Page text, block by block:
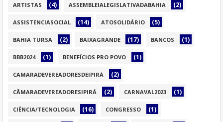
ARTISTAS (4) ASSEMBLEIALEGISLATIVADABAHIA (2)
ASSISTENCIASOCIAL (14) ATOSOLIDÁRIO (5)
BAHIA TURSA (2) BAIXAGRANDE (17) BANCOS (1)
BBB2024 (1) BENEFÍCIOS PRO POVO (1)
CAMARADEVEREADORESDEIPIRÁ (2)
CÂMARADEVEREADORESIPIRÁ (2) CARNAVAL2023 (1)
CIÊNCIA/TECNOLOGIA (16) CONGRESSO (1)